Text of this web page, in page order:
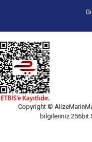
Copyright ©
bilgileriniz 256bit